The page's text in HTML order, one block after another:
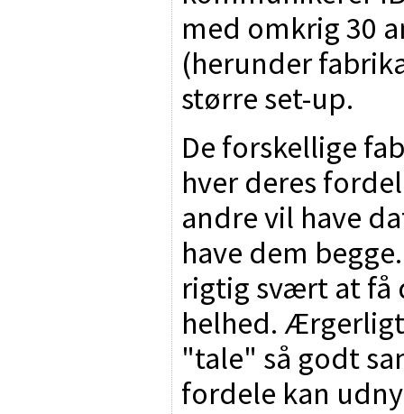
med omkrig 30
(herunder
større set-up.
De forskellige
hver deres
andre vil have
have dem
rigtig svært at få
helhed.
"tale" så godt
fordele kan